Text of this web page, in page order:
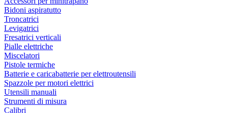
Bidoni aspiratutto
Troncatrici
Levigatrici
Fresatrici verticali
Pialle elettriche
Miscelatori
Pistole termiche
Batterie e caricabatterie per elettroutensili
Spazzole per motori elettrici
Utensili manuali
Strumenti di misura
Calibri